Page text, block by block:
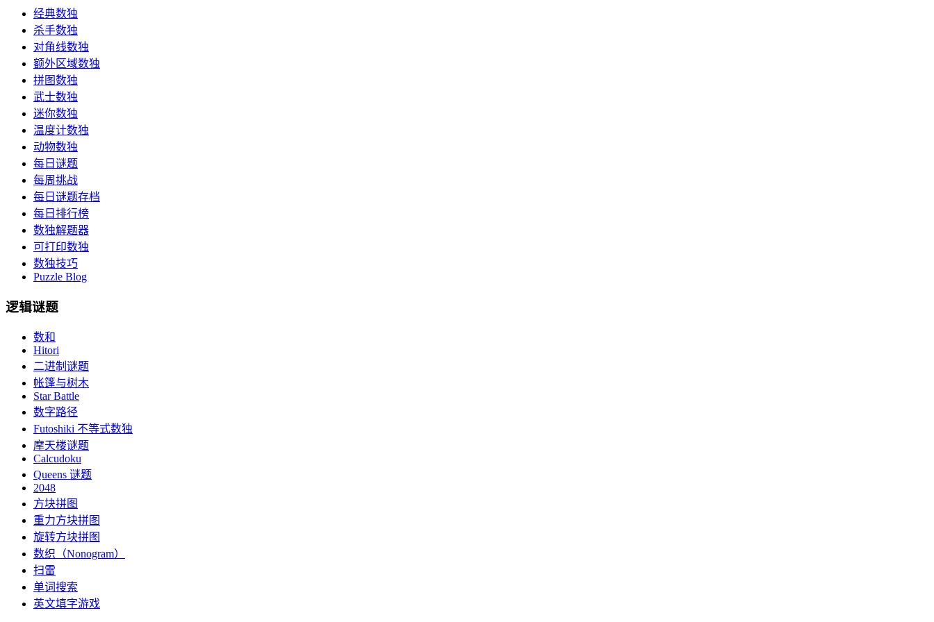
经典数独
杀手数独
对角线数独
额外区域数独
拼图数独
武士数独
迷你数独
温度计数独
动物数独
每日谜题
每周挑战
每日谜题存档
每日排行榜
数独解题器
可打印数独
数独技巧
Puzzle Blog
逻辑谜题
数和
Hitori
二进制谜题
帐篷与树木
Star Battle
数字路径
Futoshiki 不等式数独
摩天楼谜题
Calcudoku
Queens 谜题
2048
方块拼图
重力方块拼图
旋转方块拼图
数织（Nonogram）
扫雷
单词搜索
英文填字游戏